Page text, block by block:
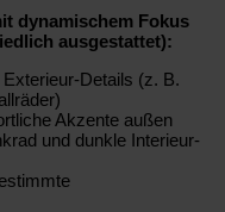
dynamischem Fokus
ausgestattet):
Details (z. B.
Akzente außen
und dunkle Interieur-